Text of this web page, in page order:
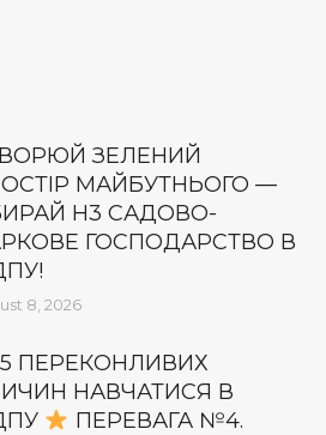
ЗЕЛЕНИЙ
МАЙБУТНЬОГО —
Н3 САДОВО-
ГОСПОДАРСТВО В
8, 2026
5 ПЕРЕКОНЛИВИХ
НАВЧАТИСЯ В
ПЕРЕВАГА №4.